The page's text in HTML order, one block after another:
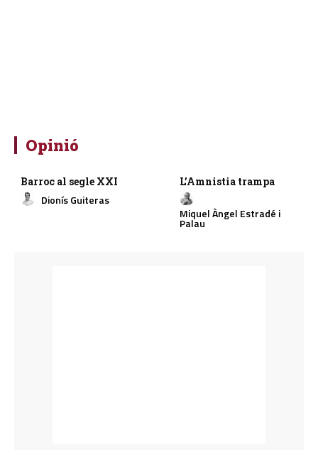
Opinió
Barroc al segle XXI
Dionís Guiteras
L’Amnistia trampa
Miquel Àngel Estradé i
Palau